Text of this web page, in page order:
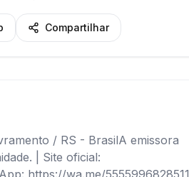
Compartilhar
/ RS - BrasilA emissora
| Site oficial:
https://wa.me/5555996828511